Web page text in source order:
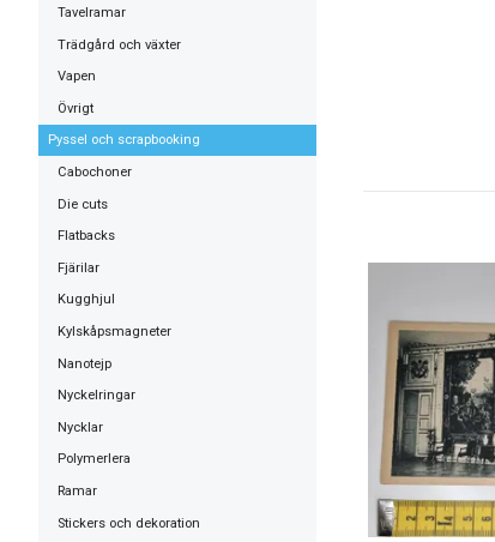
Tavelramar
Trädgård och växter
Vapen
Övrigt
Pyssel och scrapbooking
Cabochoner
Die cuts
Flatbacks
Fjärilar
Kugghjul
Kylskåpsmagneter
Nanotejp
Nyckelringar
Nycklar
Polymerlera
Ramar
Stickers och dekoration